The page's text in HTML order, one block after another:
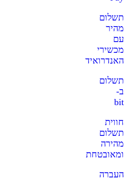
תשלום
מהיר
עם
מכשירי
האנדרואיד
תשלום
ב-
bit
חווית
תשלום
מהירה
ומאובטחת
העברה